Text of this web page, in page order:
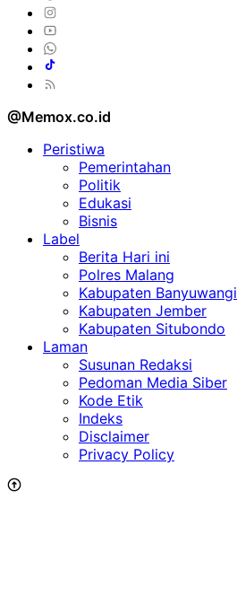
@Memox.co.id
Peristiwa
Pemerintahan
Politik
Edukasi
Bisnis
Label
Berita Hari ini
Polres Malang
Kabupaten Banyuwangi
Kabupaten Jember
Kabupaten Situbondo
Laman
Susunan Redaksi
Pedoman Media Siber
Kode Etik
Indeks
Disclaimer
Privacy Policy